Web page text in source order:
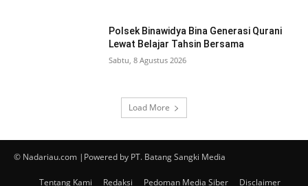
Polsek Binawidya Bina Generasi Qurani
Lewat Belajar Tahsin Bersama
Sabtu, 8 Agustus 2026
Load More
© Nadariau.com |Powered by PT. Batang Sangki Media
Tentang Kami Redaksi Pedoman Media Siber Disclaimer